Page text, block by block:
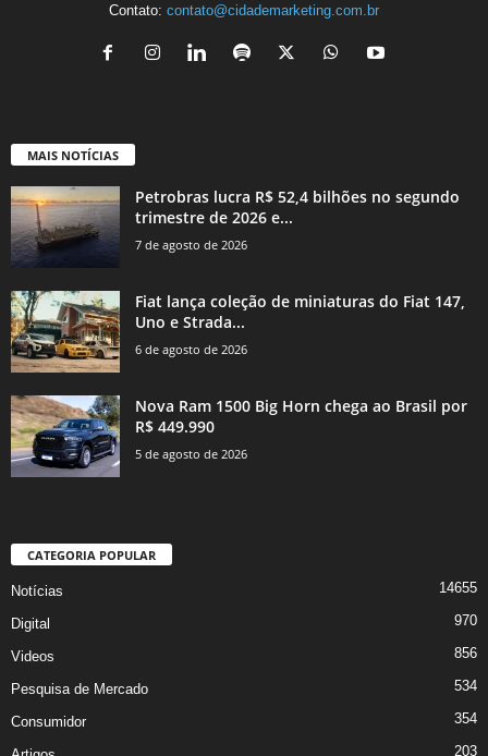
Contato: contato@cidademarketing.com.br
MAIS NOTÍCIAS
Petrobras lucra R$ 52,4 bilhões no segundo
trimestre de 2026 e...
7 de agosto de 2026
Fiat lança coleção de miniaturas do Fiat 147,
Uno e Strada...
6 de agosto de 2026
Nova Ram 1500 Big Horn chega ao Brasil por
R$ 449.990
5 de agosto de 2026
CATEGORIA POPULAR
Notícias 14655
Digital 970
Videos 856
Pesquisa de Mercado 534
Consumidor 354
203